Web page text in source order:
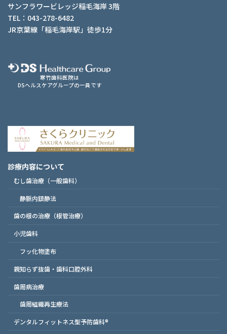
サンフラワービレッジ稲毛海岸 3階
TEL：043-278-6482
JR京葉線「稲毛海岸駅」徒歩1分
寒竹歯科医院は
DSヘルスケアグループの一員です
診療内容について
むし歯治療（一般歯科）
静脈内鎮静法
歯の根の治療（根管治療）
小児歯科
フッ化物塗布
親知らず抜歯・歯科口腔外科
歯周病治療
歯周組織再生療法
デンタルフィットネス型予防歯科®